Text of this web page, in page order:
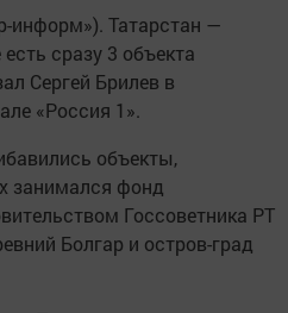
информ»). Татарстан —
сразу 3 объекта
Сергей Брилев в
«Россия 1».
объекты,
занимался фонд
Госсоветника РТ
Болгар и остров-град